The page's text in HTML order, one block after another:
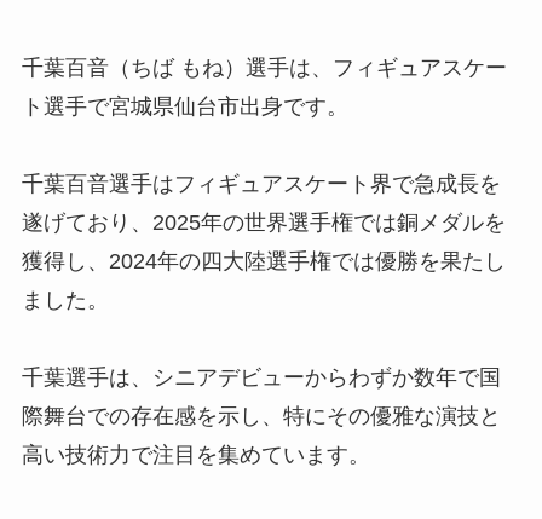
千葉百音（ちば もね）選手は、フィギュアスケー
ト選手で宮城県仙台市出身です。
千葉百音選手はフィギュアスケート界で急成長を
遂げており、2025年の世界選手権では銅メダルを
獲得し、2024年の四大陸選手権では優勝を果たし
ました。
千葉選手は、シニアデビューからわずか数年で国
際舞台での存在感を示し、特にその優雅な演技と
高い技術力で注目を集めています。